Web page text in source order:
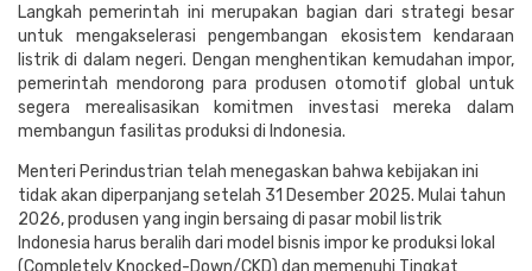
Langkah pemerintah ini merupakan bagian dari strategi besar
untuk mengakselerasi pengembangan ekosistem kendaraan
listrik di dalam negeri. Dengan menghentikan kemudahan impor,
pemerintah mendorong para produsen otomotif global untuk
segera merealisasikan komitmen investasi mereka dalam
membangun fasilitas produksi di Indonesia.
Menteri Perindustrian telah menegaskan bahwa kebijakan ini
tidak akan diperpanjang setelah 31 Desember 2025. Mulai tahun
2026, produsen yang ingin bersaing di pasar mobil listrik
Indonesia harus beralih dari model bisnis impor ke produksi lokal
(Completely Knocked-Down/CKD) dan memenuhi Tingkat